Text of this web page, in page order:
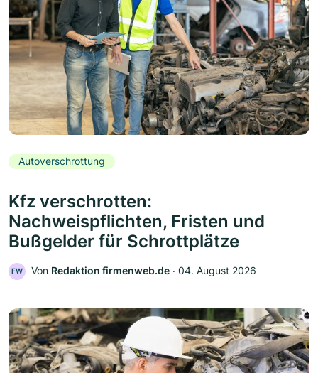
Autoverschrottung
Kfz verschrotten:
Nachweispflichten, Fristen und
Bußgelder für Schrottplätze
FW Von Redaktion firmenweb.de ‧ 04. August 2026